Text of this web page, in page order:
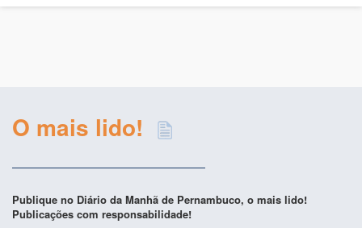
O mais lido!
Publique no Diário da Manhã de Pernambuco, o mais lido!
Publicações com responsabilidade!